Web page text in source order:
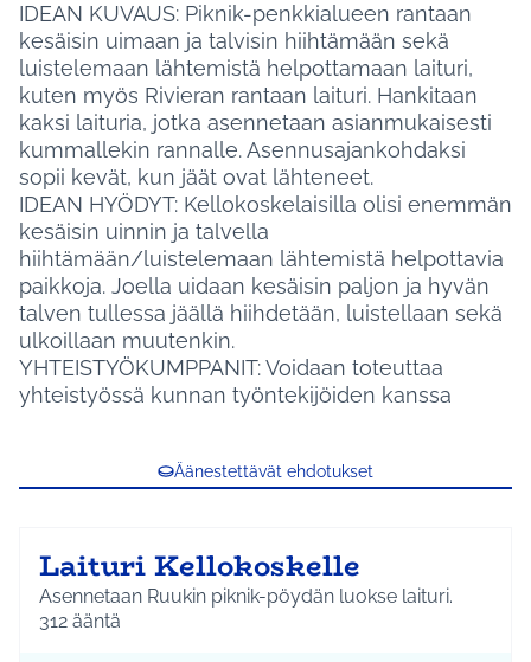
IDEAN KUVAUS: Piknik-penkkialueen rantaan
kesäisin uimaan ja talvisin hiihtämään sekä
luistelemaan lähtemistä helpottamaan laituri,
kuten myös Rivieran rantaan laituri. Hankitaan
kaksi laituria, jotka asennetaan asianmukaisesti
kummallekin rannalle. Asennusajankohdaksi
sopii kevät, kun jäät ovat lähteneet.
IDEAN HYÖDYT: Kellokoskelaisilla olisi enemmän
kesäisin uinnin ja talvella
hiihtämään/luistelemaan lähtemistä helpottavia
paikkoja. Joella uidaan kesäisin paljon ja hyvän
talven tullessa jäällä hiihdetään, luistellaan sekä
ulkoillaan muutenkin.
YHTEISTYÖKUMPPANIT: Voidaan toteuttaa
yhteistyössä kunnan työntekijöiden kanssa
Äänestettävät ehdotukset
Laituri Kellokoskelle
Asennetaan Ruukin piknik-pöydän luokse laituri.
312 ääntä